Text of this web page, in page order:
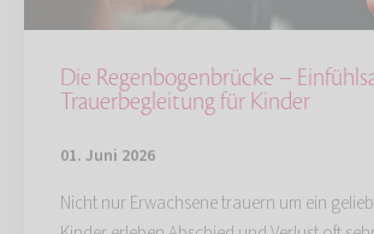
Die Regenbogenbrücke –
Trauerbegleitung für Kinder
01. Juni 2026
Nicht nur Erwachsene trauern um ein